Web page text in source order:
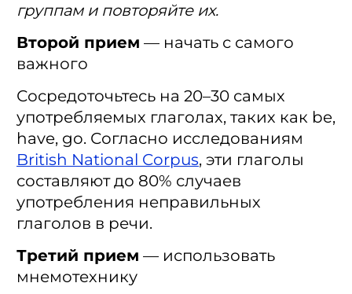
группам и повторяйте их.
Второй прием — начать с самого
важного
Сосредоточьтесь на 20–30 самых
употребляемых глаголах, таких как be,
have, go. Согласно исследованиям
British National Corpus, эти глаголы
составляют до 80% случаев
употребления неправильных
глаголов в речи.
Третий прием — использовать
мнемотехнику